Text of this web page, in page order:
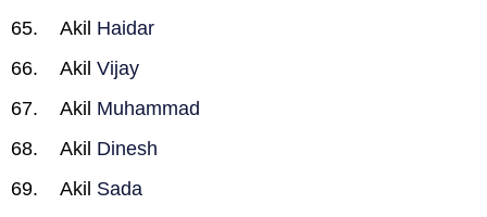
Akil Haidar
Akil Vijay
Akil Muhammad
Akil Dinesh
Akil Sada